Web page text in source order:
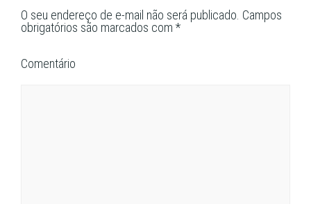
O seu endereço de e-mail não será publicado. Campos
obrigatórios são marcados com *
Comentário